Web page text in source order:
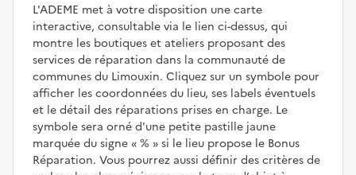
L'ADEME met à votre disposition une carte
interactive, consultable via le lien ci-dessus, qui
montre les boutiques et ateliers proposant des
services de réparation dans la communauté de
communes du Limouxin. Cliquez sur un symbole pour
afficher les coordonnées du lieu, ses labels éventuels
et le détail des réparations prises en charge. Le
symbole sera orné d'une petite pastille jaune
marquée du signe
%
si le lieu propose le Bonus
Réparation. Vous pourrez aussi définir des critères de